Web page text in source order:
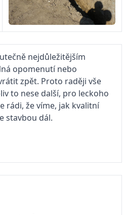
nejdůležitějším
opomenutí nebo
zpět. Proto raději vše
to nese další, pro leckoho
rádi, že víme, jak kvalitní
stavbou dál.